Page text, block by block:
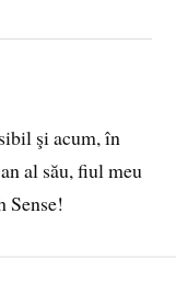
şi acum, în
al său, fiul meu
Sense!